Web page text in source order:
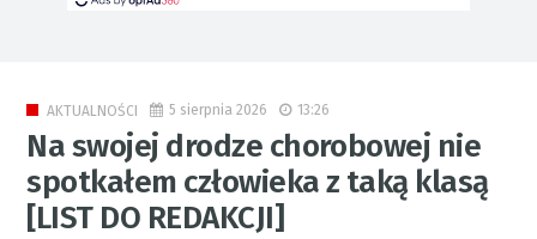
AKTUALNOŚCI 5 sierpnia 2026 13:26
Na swojej drodze chorobowej nie
spotkałem człowieka z taką klasą
[LIST DO REDAKCJI]